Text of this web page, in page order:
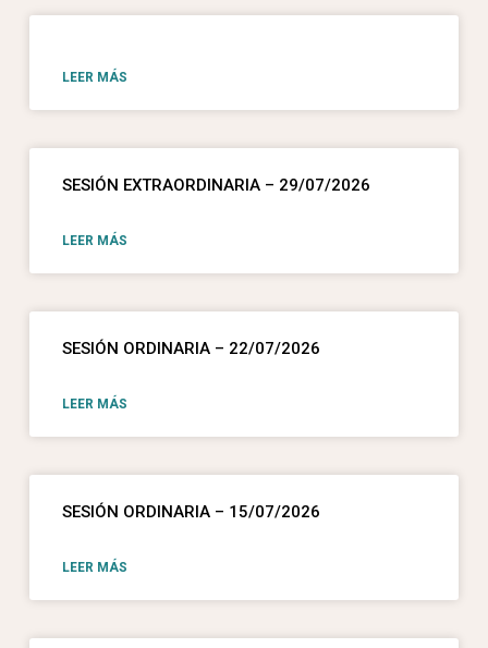
LEER MÁS
SESIÓN EXTRAORDINARIA – 29/07/2026
LEER MÁS
SESIÓN ORDINARIA – 22/07/2026
LEER MÁS
SESIÓN ORDINARIA – 15/07/2026
LEER MÁS